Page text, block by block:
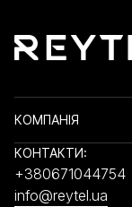
КОМПАНІЯ
КОНТАКТИ:
+380671044754
info@reytel.ua